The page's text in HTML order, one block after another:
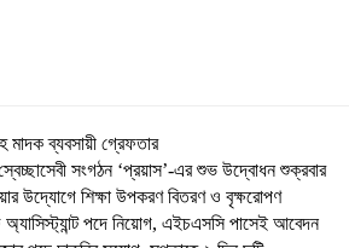
মাদক ব্যবসায়ী গ্রেফতার
সংগঠন ‘প্রয়াস’-এর শুভ উদ্বোধন শুক্রবার
উদ্যোগে শিক্ষা উপকরণ বিতরণ ও বৃক্ষরোপণ
পদে নিয়োগ, এইচএসসি পাসেই আবেদন